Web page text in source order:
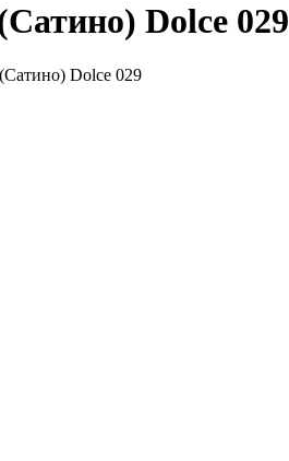
Dolce 029
Dolce 029